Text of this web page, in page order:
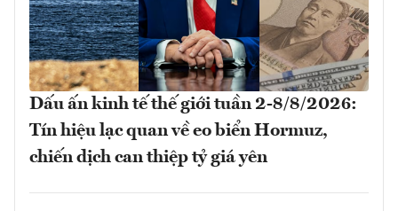
Dấu ấn kinh tế thế giới tuần 2-8/8/2026:
Tín hiệu lạc quan về eo biển Hormuz,
chiến dịch can thiệp tỷ giá yên